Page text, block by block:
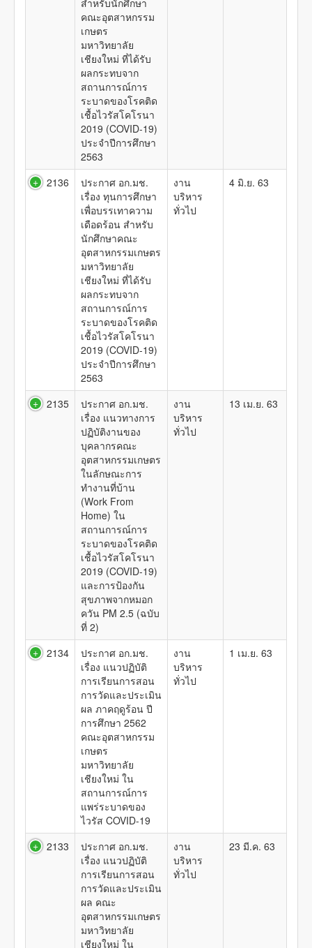
สำหรับนักศึกษา
คณะอุตสาหกรรม
เกษตร
มหาวิทยาลัย
เชียงใหม่ ที่ได้รับ
ผลกระทบจาก
สถานการณ์การ
ระบาดของโรคติด
เชื้อไวรัสโคโรนา
2019 (COVID-19)
ประจำปีการศึกษา
2563
2136
ประกาศ อก.มช.
เรื่อง ทุนการศึกษา
เพื่อบรรเทาความ
เดือดร้อน สำหรับ
นักศึกษาคณะ
อุตสาหกรรมเกษตร
มหาวิทยาลัย
เชียงใหม่ ที่ได้รับ
ผลกระทบจาก
สถานการณ์การ
ระบาดของโรคติด
เชื้อไวรัสโคโรนา
2019 (COVID-19)
ประจำปีการศึกษา
2563
งาน
บริหาร
ทั่วไป
4 มิ.ย. 63
2135
ประกาศ อก.มช.
เรื่อง แนวทางการ
ปฏิบัติงานของ
บุคลากรคณะ
อุตสาหกรรมเกษตร
ในลักษณะการ
ทำงานที่บ้าน
(Work From
Home) ใน
สถานการณ์การ
ระบาดของโรคติด
เชื้อไวรัสโคโรนา
2019 (COVID-19)
และการป้องกัน
สุขภาพจากหมอก
ควัน PM 2.5 (ฉบับ
ที่ 2)
งาน
บริหาร
ทั่วไป
13 เม.ย. 63
2134
ประกาศ อก.มช.
เรื่อง แนวปฏิบัติ
การเรียนการสอน
การวัดและประเมิน
ผล ภาคฤดูร้อน ปี
การศึกษา 2562
คณะอุตสาหกรรม
เกษตร
มหาวิทยาลัย
เชียงใหม่ ใน
สถานการณ์การ
แพร่ระบาดของ
ไวรัส COVID-19
งาน
บริหาร
ทั่วไป
1 เม.ย. 63
2133
ประกาศ อก.มช.
เรื่อง แนวปฏิบัติ
การเรียนการสอน
การวัดและประเมิน
ผล คณะ
อุตสาหกรรมเกษตร
มหาวิทยาลัย
เชียงใหม่ ใน
งาน
บริหาร
ทั่วไป
23 มี.ค. 63